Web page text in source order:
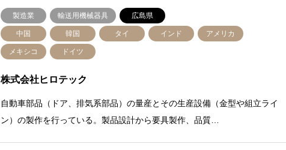
製造業 輸送用機械器具 広島県
中国 韓国 タイ インド アメリカ
メキシコ ドイツ
株式会社ヒロテック
自動車部品（ドア、排気系部品）の量産とその生産設備（金型や組立ライ
ン）の製作を行っている。製品設計から要具製作、品質…